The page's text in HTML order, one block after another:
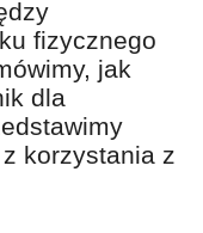
nie tylko dla 60plus
fizycznego
jak
dla
korzystania z